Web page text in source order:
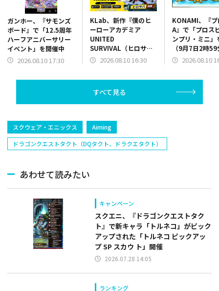
ガンホー、『サモンズ
ボード』で「12.5周年
ハーフアニバーサリー
イベント」を開催中
2026.08.10 17:30
KLab、新作『僕のヒ
ーローアカデミア
UNITED
SURVIVAL（ヒロサ
バ）』がApp Store、
2026.08.10 16:30
KONAMI、『
A』で「プロス
ンプリ・ミニ」
（9月7日2時
で）2026.08.10
すべて見る
スクウェア・エニックス
Aiming
ドラゴンクエストタクト（DQタクト、ドラクエタクト）
あわせて読みたい
キャンペーン
スクエニ、『ドラゴンクエストタク
ト』で新キャラ「トルネコ」がピック
アップされた「トルネコ ピックアッ
プ SP スカウ ト」開催
2026.07.28 14:05
ランキング